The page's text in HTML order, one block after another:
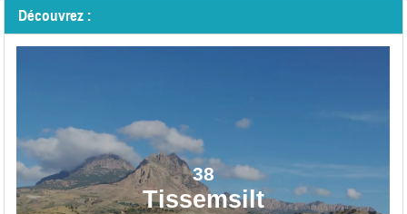
Découvrez :
38
Tissemsilt